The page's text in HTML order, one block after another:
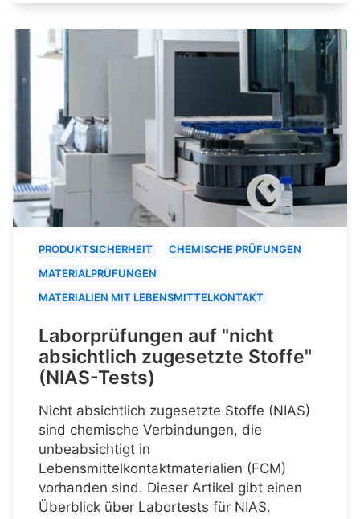
PRODUKTSICHERHEIT
CHEMISCHE PRÜFUNGEN
MATERIALPRÜFUNGEN
MATERIALIEN MIT LEBENSMITTELKONTAKT
Laborprüfungen auf "nicht
absichtlich zugesetzte Stoffe"
(NIAS-Tests)
Nicht absichtlich zugesetzte Stoffe (NIAS)
sind chemische Verbindungen, die
unbeabsichtigt in
Lebensmittelkontaktmaterialien (FCM)
vorhanden sind. Dieser Artikel gibt einen
Überblick über Labortests für NIAS.